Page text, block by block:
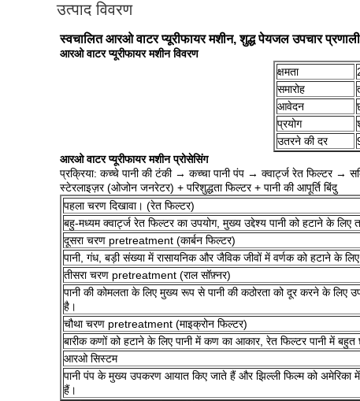
उत्पाद विवरण
स्वचालित आरओ वाटर प्यूरीफायर मशीन, शुद्ध पेयजल उपचार
आरओ वाटर प्यूरीफायर मशीन विवरण
क्षमता
समारोह
आवेदन
प्रयोग
उतरने की दर
आरओ वाटर प्यूरीफायर मशीन प्रोसेसिंग
प्रक्रिया: कच्चे पानी की टंकी → कच्चा पानी पंप → क्वार्ट्ज रेत फिल्टर →
स्टेरलाइज़र (ओजोन जनरेटर) + परिशुद्धता फिल्टर + पानी की आपूर्ति बिंदु
पहला चरण दिखावा। (रेत फिल्टर)
बहु-मध्यम क्वार्ट्ज रेत फिल्टर का उपयोग, मुख्य उद्देश्य पानी को हटाने के
दूसरा चरण pretreatment (कार्बन फिल्टर)
पानी, गंध, बड़ी संख्या में रासायनिक और जैविक जीवों में वर्णक को हटाने के
तीसरा चरण pretreatment (राल सॉफ़्नर)
पानी की कोमलता के लिए मुख्य रूप से पानी की कठोरता को दूर करने के लिए
है।
चौथा चरण pretreatment (माइक्रोन फिल्टर)
बारीक कणों को हटाने के लिए पानी में कण का आकार, रेत फिल्टर पानी में
आरओ सिस्टम
पानी पंप के मुख्य उपकरण आयात किए जाते हैं और झिल्ली फिल्म को अमेरिका में
हैं।